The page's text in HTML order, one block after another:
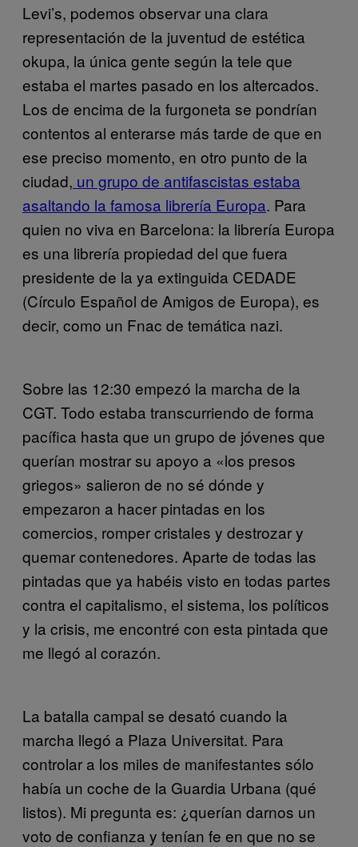
Levi’s, podemos observar una clara
representación de la juventud de estética
okupa, la única gente según la tele que
estaba el martes pasado en los altercados.
Los de encima de la furgoneta se pondrían
contentos al enterarse más tarde de que en
ese preciso momento, en otro punto de la
ciudad, un grupo de antifascistas estaba
asaltando la famosa librería Europa. Para
quien no viva en Barcelona: la librería Europa
es una librería propiedad del que fuera
presidente de la ya extinguida CEDADE
(Círculo Español de Amigos de Europa), es
decir, como un Fnac de temática nazi.
Sobre las 12:30 empezó la marcha de la
CGT. Todo estaba transcurriendo de forma
pacífica hasta que un grupo de jóvenes que
querían mostrar su apoyo a «los presos
griegos» salieron de no sé dónde y
empezaron a hacer pintadas en los
comercios, romper cristales y destrozar y
quemar contenedores. Aparte de todas las
pintadas que ya habéis visto en todas partes
contra el capitalismo, el sistema, los políticos
y la crisis, me encontré con esta pintada que
me llegó al corazón.
La batalla campal se desató cuando la
marcha llegó a Plaza Universitat. Para
controlar a los miles de manifestantes sólo
había un coche de la Guardia Urbana (qué
listos). Mi pregunta es: ¿querían darnos un
voto de confianza y tenían fe en que no se